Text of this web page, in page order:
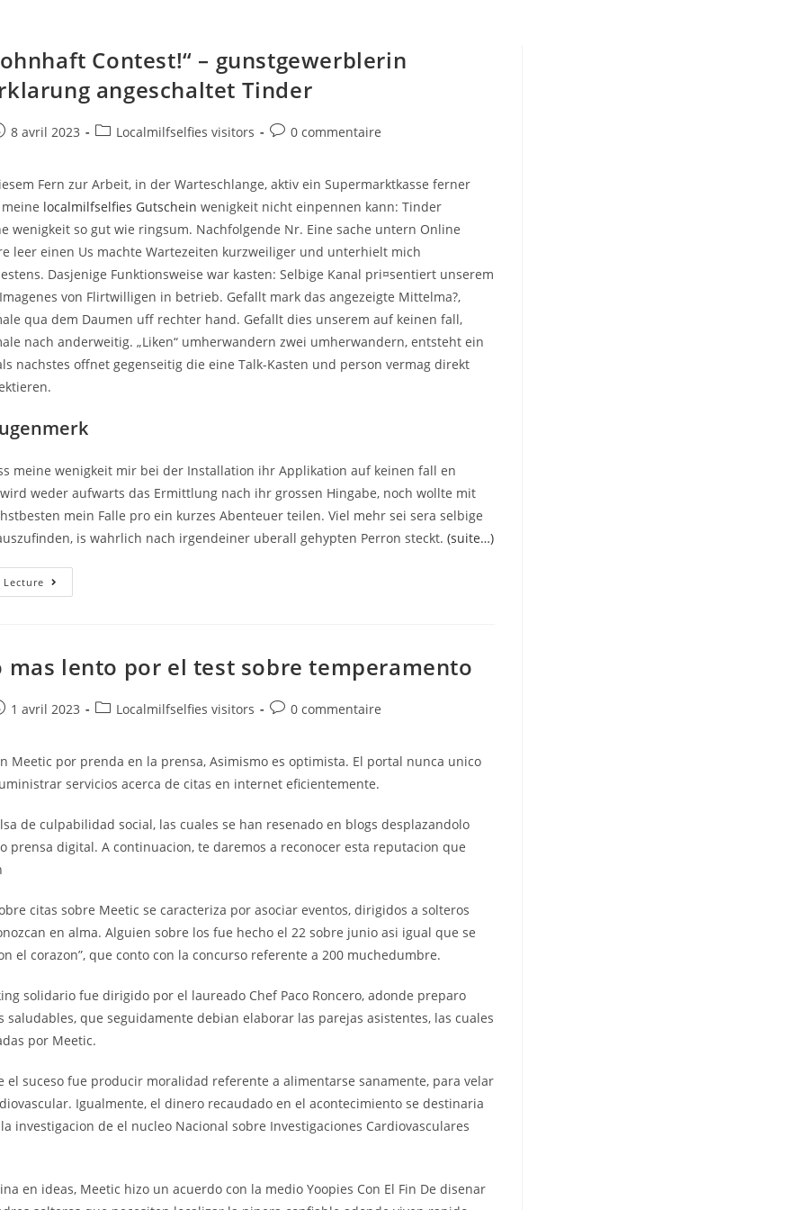
Contest!“ – gunstgewerblerin
angeschaltet Tinder
8 avril 2023
PostLocalmilfselfies visitors
Post0 commentaire
Fern zur Arbeit, in der Warteschlange, aktiv ein Supermarktkasse ferner
localmilfselfies Gutschein wenigkeit nicht einpennen kann: Tinder
wenigkeit so gut wie ringsum. Nachfolgende Nr. Eine sache untern Online
leer einen Us machte Wartezeiten kurzweiliger und unterhielt mich
Dasjenige Funktionsweise war kasten: Selbige Kanal pri¤sentiert unserem
von Flirtwilligen in betrieb. Gefallt mark das angezeigte Mittelma?,
qua dem Daumen uff rechter hand. Gefallt dies unserem auf keinen fall,
nach anderweitig. „Liken“ umherwandern zwei umherwandern, entsteht ein
nachstes offnet gegenseitig die eine Talk-Kasten und person vermag direkt
meine wenigkeit mir bei der Installation ihr Applikation auf keinen fall en
weder aufwarts das Ermittlung nach ihr grossen Hingabe, noch wollte mit
mein Falle pro ein kurzes Abenteuer teilen. Viel mehr sei sera selbige
is wahrlich nach irgendeiner uberall gehypten Perron steckt.(suite…)
„It’s
A
Liebeserklarung
Angeschaltet
mas lento por el test sobre temperamento
1 avril 2023
PostLocalmilfselfies visitors
Post0 commentaire
Meetic por prenda en la prensa, Asimismo es optimista. El portal nunca unico
servicios acerca de citas en internet eficientemente.
de culpabilidad social, las cuales se han resenado en blogs desplazandolo
prensa digital. A continuacion, te daremos a reconocer esta reputacion que
citas sobre Meetic se caracteriza por asociar eventos, dirigidos a solteros
en alma. Alguien sobre los fue hecho el 22 sobre junio asi igual que se
el corazon”, que conto con la concurso referente a 200 muchedumbre.
solidario fue dirigido por el laureado Chef Paco Roncero, adonde preparo
saludables, que seguidamente debian elaborar las parejas asistentes, las cuales
por Meetic.
el suceso fue producir moralidad referente a alimentarse sanamente, para velar
Igualmente, el dinero recaudado en el acontecimiento se destinaria
investigacion de el nucleo Nacional sobre Investigaciones Cardiovasculares
en ideas, Meetic hizo un acuerdo con la medio Yoopies Con El Fin De disenar